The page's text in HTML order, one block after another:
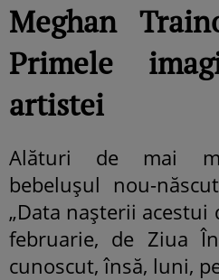
Meghan
Primele
artistei
Alături de mai
bebelușul nou-
„Data nașterii acestui
februarie, de Ziua
cunoscut, însă, luni,